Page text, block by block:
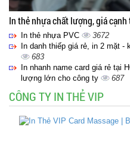
In thẻ nhựa chất lượng, giá cạnh
In thẻ nhựa PVC
3672
In danh thiếp giá rẻ, in 2 mặt -
683
In nhanh name card giá rẻ tại
lượng lớn cho công ty
687
CÔNG TY IN THẺ VIP